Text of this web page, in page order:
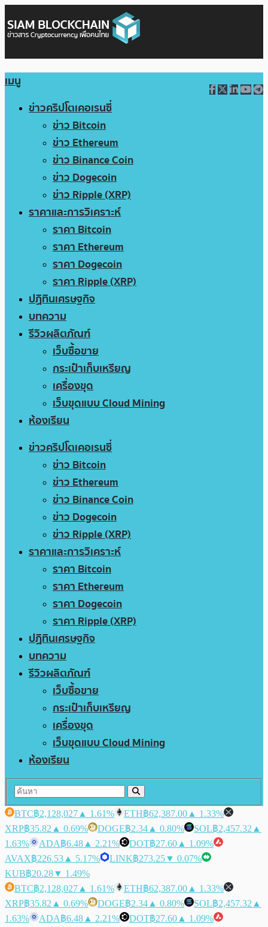
เมนู
ข่าวคริปโตเคอเรนซี่
ข่าว Bitcoin
ข่าว Ethereum
ข่าว Binance Coin
ข่าว Dogecoin
ข่าว Ripple (XRP)
ราคาและการวิเคราะห์
ราคา Bitcoin
ราคา Ethereum
ราคา Dogecoin
ราคา Ripple (XRP)
ปฏิทินเศรษฐกิจ
บทความ
รีวิวผลิตภัณฑ์
เว็บซื้อขาย
กระเป๋าเก็บเหรียญ
เครื่องขุด
เว็บขุดแบบ Cloud Mining
ห้องเรียน
ข่าวคริปโตเคอเรนซี่
ข่าว Bitcoin
ข่าว Ethereum
ข่าว Binance Coin
ข่าว Dogecoin
ข่าว Ripple (XRP)
ราคาและการวิเคราะห์
ราคา Bitcoin
ราคา Ethereum
ราคา Dogecoin
ราคา Ripple (XRP)
ปฏิทินเศรษฐกิจ
บทความ
รีวิวผลิตภัณฑ์
เว็บซื้อขาย
กระเป๋าเก็บเหรียญ
เครื่องขุด
เว็บขุดแบบ Cloud Mining
ห้องเรียน
BTC฿2,128,027 ▲ 1.61% ETH฿62,387.00 ▲ 1.33%
XRP฿35.82 ▲ 0.69% DOGE฿2.34 ▲ 0.80% SOL฿2,457.32 ▲
1.63%
ADA฿6.48 ▲ 2.21% DOT฿27.60 ▲ 1.09%
AVAX฿226.53 ▲ 5.17% LINK฿273.25▼ 0.07%
KUB฿20.28▼ 1.49%
BTC฿2,128,027 ▲ 1.61% ETH฿62,387.00 ▲ 1.33%
XRP฿35.82 ▲ 0.69% DOGE฿2.34 ▲ 0.80% SOL฿2,457.32 ▲
1.63%
ADA฿6.48 ▲ 2.21% DOT฿27.60 ▲ 1.09%